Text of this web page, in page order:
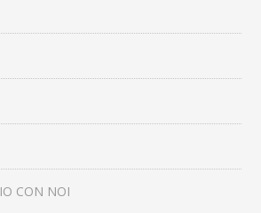
CON NOI